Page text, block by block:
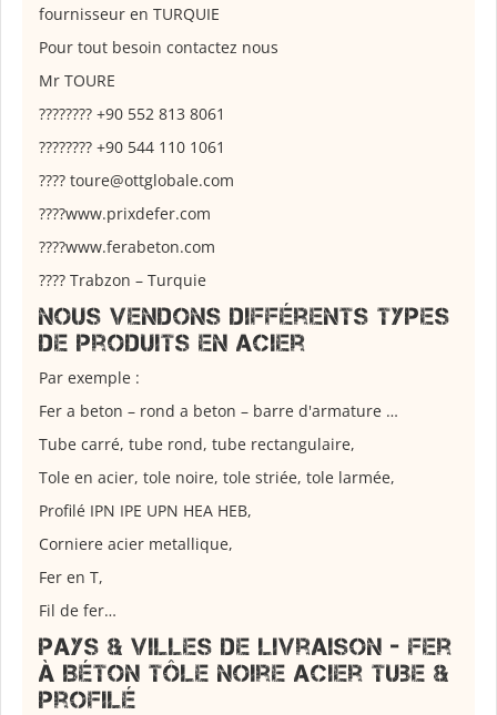
fournisseur en TURQUIE
Pour tout besoin contactez nous
Mr TOURE
???????? +90 552 813 8061
???????? +90 544 110 1061
???? toure@ottglobale.com
????www.prixdefer.com
????www.ferabeton.com
???? Trabzon – Turquie
Nous vendons différents types
de produits en acier
Par exemple :
Fer a beton – rond a beton – barre d'armature …
Tube carré, tube rond, tube rectangulaire,
Tole en acier, tole noire, tole striée, tole larmée,
Profilé IPN IPE UPN HEA HEB,
Corniere acier metallique,
Fer en T,
Fil de fer…
Pays & Villes de livraison - Fer
à Béton Tôle Noire Acier Tube &
Profilé